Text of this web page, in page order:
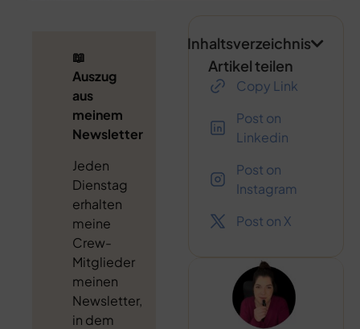
📖
Auszug
aus
meinem
Newsletter
Jeden
Dienstag
erhalten
meine
Crew-
Mitglieder
meinen
Newsletter,
in dem
Inhaltsverzeichnis
Artikel teilen
Copy Link
Post on
Linkedin
Post on
Instagram
Post on X